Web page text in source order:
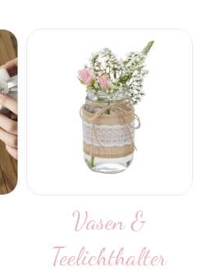
Vasen &
Teelichthalter